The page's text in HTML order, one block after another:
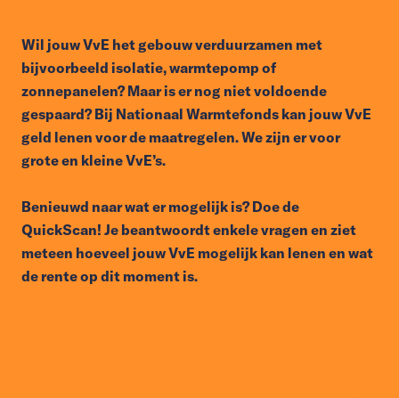
Wil jouw VvE het gebouw verduurzamen met
bijvoorbeeld isolatie, warmtepomp of
zonnepanelen? Maar is er nog niet voldoende
gespaard? Bij Nationaal Warmtefonds kan jouw VvE
geld lenen voor de maatregelen. We zijn er voor
grote en kleine VvE’s.
Benieuwd naar wat er mogelijk is? Doe de
QuickScan! Je beantwoordt enkele vragen en ziet
meteen hoeveel jouw VvE mogelijk kan lenen en wat
de rente op dit moment is.